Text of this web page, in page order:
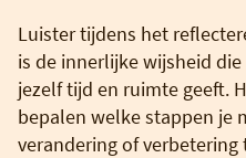
Luister tijdens het
is de innerlijke wijsheid
jezelf tijd en ruimte geeft.
bepalen welke stappen je
verandering of verbetering